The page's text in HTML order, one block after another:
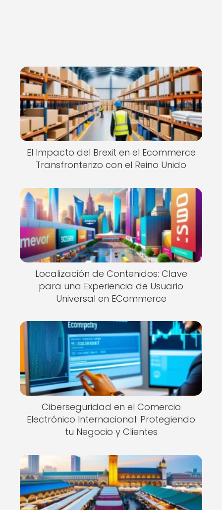
El Impacto del Brexit en el Ecommerce
Transfronterizo con el Reino Unido
Localización de Contenidos: Clave
para una Experiencia de Usuario
Universal en ECommerce
Ciberseguridad en el Comercio
Electrónico Internacional: Protegiendo
tu Negocio y Clientes